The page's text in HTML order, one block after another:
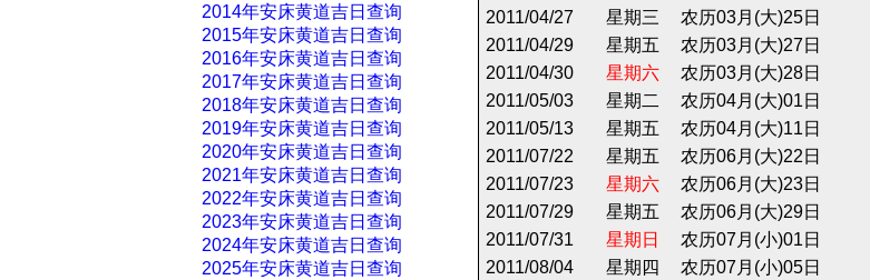
2014年安床黄道吉日查询
2015年安床黄道吉日查询
2016年安床黄道吉日查询
2017年安床黄道吉日查询
2018年安床黄道吉日查询
2019年安床黄道吉日查询
2020年安床黄道吉日查询
2021年安床黄道吉日查询
2022年安床黄道吉日查询
2023年安床黄道吉日查询
2024年安床黄道吉日查询
2025年安床黄道吉日查询
2011/04/27
星期三 农历03月(大)25日
2011/04/29
星期五 农历03月(大)27日
2011/04/30
星期六 农历03月(大)28日
2011/05/03
星期二 农历04月(大)01日
2011/05/13
星期五 农历04月(大)11日
2011/07/22
星期五 农历06月(大)22日
2011/07/23
星期六 农历06月(大)23日
2011/07/29
星期五 农历06月(大)29日
2011/07/31
星期日 农历07月(小)01日
2011/08/04
星期四 农历07月(小)05日